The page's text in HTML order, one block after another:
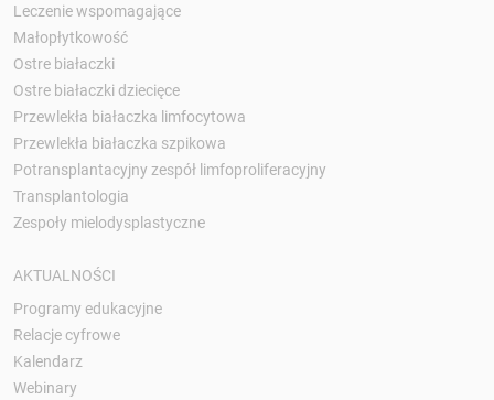
Leczenie wspomagające
Małopłytkowość
Ostre białaczki
Ostre białaczki dziecięce
Przewlekła białaczka limfocytowa
Przewlekła białaczka szpikowa
Potransplantacyjny zespół limfoproliferacyjny
Transplantologia
Zespoły mielodysplastyczne
AKTUALNOŚCI
Programy edukacyjne
Relacje cyfrowe
Kalendarz
Webinary